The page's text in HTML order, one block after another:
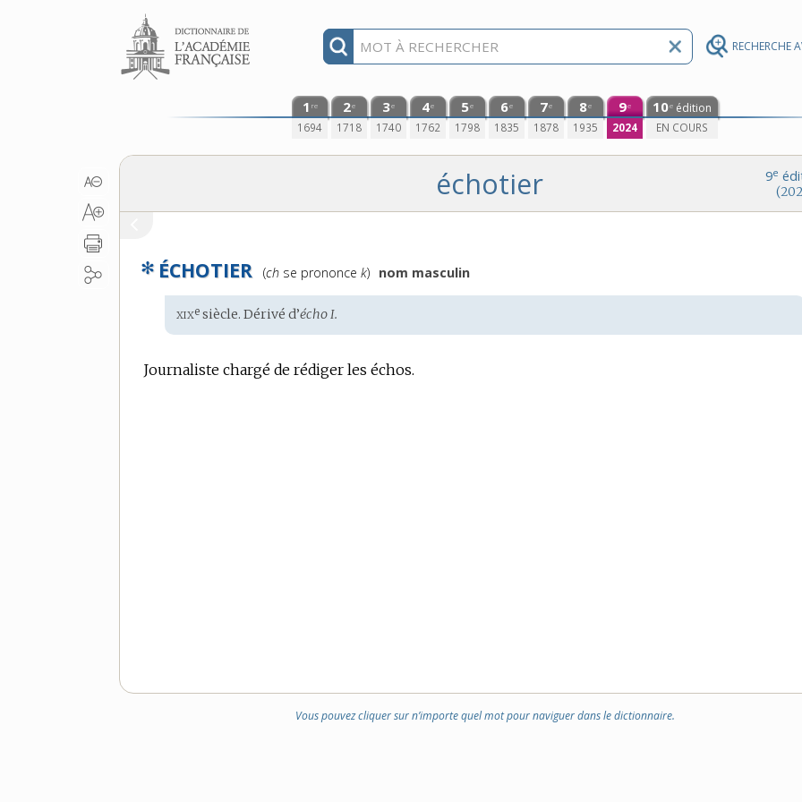
RECHERCHE
Aller au contenu
1 re
1694
2e
1718
3e
1740
4e
1762
5e
1798
6e
1835
7e
1878
8e
1935
9e
2024
10e édition
EN COURS
9e
échotier
✻ ÉCHOTIER
Prononciation
(ch se prononcek) nom masculin
Étymologie
:
xixe siècle. Dérivé d’écho I.
Journaliste chargé de rédiger les échos.
Vous pouvez cliquer sur n’importe quel mot pour naviguer dans le dictionnaire.